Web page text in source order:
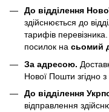
До відділення
здійснюється до
тарифів
посилок на сьомий
За адресою.
Нової Пошти згідно
До відділення
відправлення